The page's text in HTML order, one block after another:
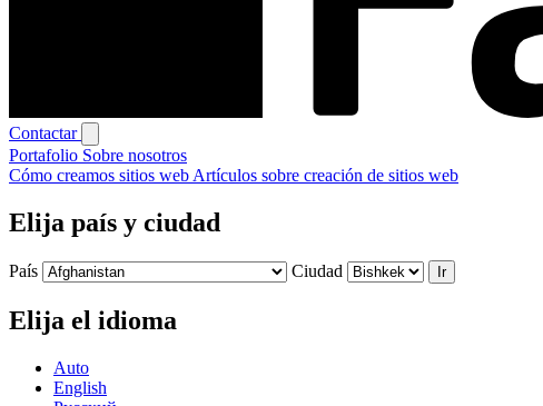
Contactar
Portafolio Sobre nosotros
Cómo creamos sitios webArtículos sobre creación de sitios web
Elija país y ciudad
País Ciudad Ir
Elija el idioma
Auto
English